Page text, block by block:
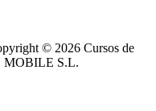
© 2026 Cursos de
MOBILE S.L.